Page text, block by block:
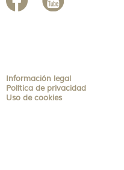
Información legal
Política de privacidad
Uso de cookies